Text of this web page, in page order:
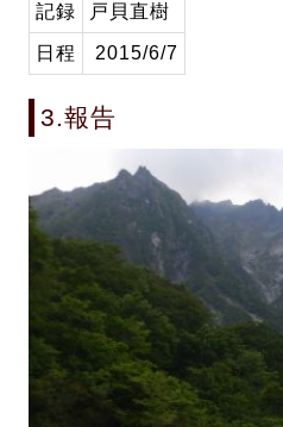
記録 戸貝直樹
日程 2015/6/7
3.報告